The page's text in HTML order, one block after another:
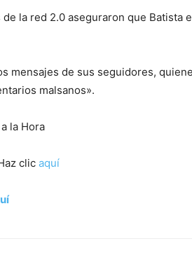
la red 2.0 aseguraron que Batista
mensajes de sus seguidores,
malsanos».
la Hora
clic aquí